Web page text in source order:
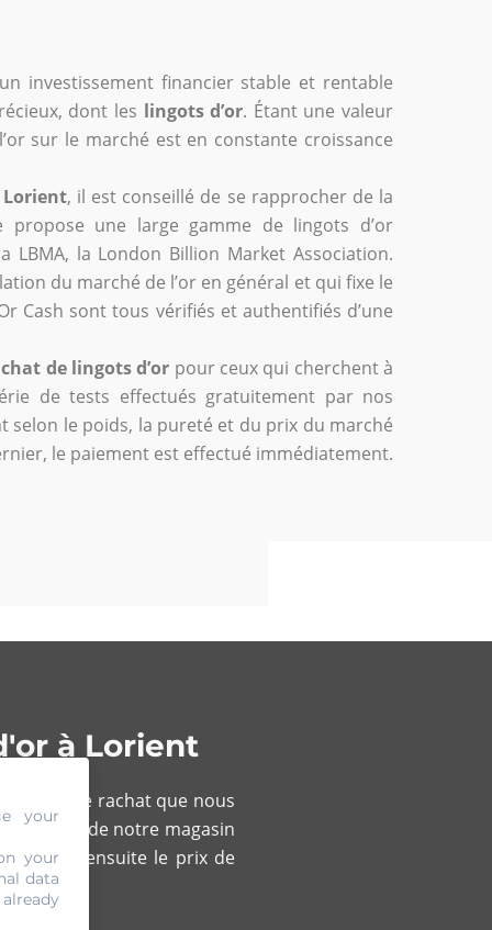
investissement financier stable et rentable
dont les lingots d’or. Étant une valeur
sur le marché est en constante croissance
Lorient, il est conseillé de se rapprocher de la
une large gamme de lingots d’or
la London Billion Market Association.
du marché de l’or en général et qui fixe le
Cash sont tous vérifiés et authentifiés d’une
de lingots d’or pour ceux qui cherchent à
de tests effectués gratuitement par nos
selon le poids, la pureté et du prix du marché
le paiement est effectué immédiatement.
à Lorient
le prix de rachat que nous
experts de notre magasin
ensuite le prix de
your
your
data